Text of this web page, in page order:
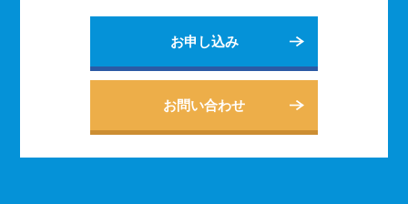
ホのように1台1台契約するよりも、まとめてレンタルする
方がよりお得に利用できます。 会社用のレンタルスマホ
個人でのご利用から法人向けの複数台のご利用まで、お客
様の用途に合わせた様々な利用方法を提案できるデッセの
お申し込み
お問い合わせ